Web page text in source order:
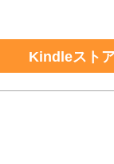
Kindleスト